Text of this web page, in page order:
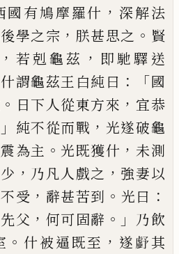
國有鳩摩羅什 ， 深解法
學之宗 ， 朕甚思之 。 賢
， 若剋龜茲 ， 即馳驛送
什謂龜茲王白純曰 ：「國
。 日下人從東方來 ， 宜恭
純不從而戰 ， 光遂破龜
為主 。 光既獲什 ， 未測
， 乃凡人戲之 ， 強妻以
受 ， 辭甚苦到 。 光曰 ：
父 ， 何可固辭 。」
乃飲
。 什被逼既至 ， 遂𮓪其